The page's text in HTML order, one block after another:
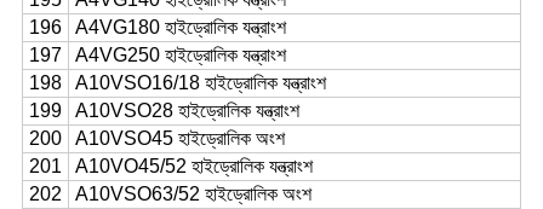
196
A4VG180 হাইড্রোলিক যন্ত্রাংশ
197
A4VG250 হাইড্রোলিক যন্ত্রাংশ
198
A10VSO16/18 হাইড্রোলিক যন্ত্রাংশ
199
A10VSO28 হাইড্রোলিক যন্ত্রাংশ
200
A10VSO45 হাইড্রোলিক অংশ
201
A10VO45/52 হাইড্রোলিক যন্ত্রাংশ
202
A10VSO63/52 হাইড্রোলিক অংশ